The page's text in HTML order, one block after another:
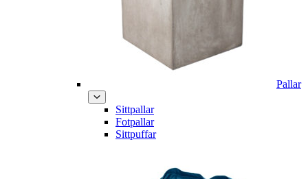
Pallar
Sittpallar
Fotpallar
Sittpuffar